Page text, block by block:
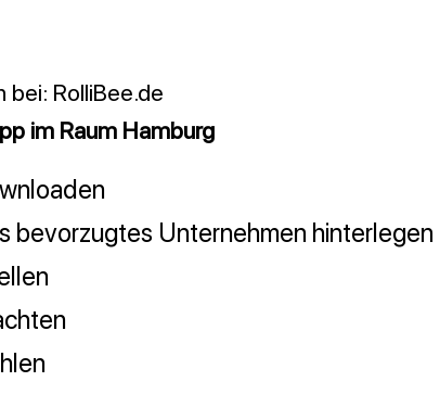
RolliBee.de
im Raum Hamburg
bevorzugtes Unternehmen hinterlegen